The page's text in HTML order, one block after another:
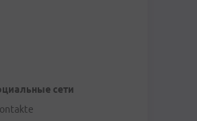
сети